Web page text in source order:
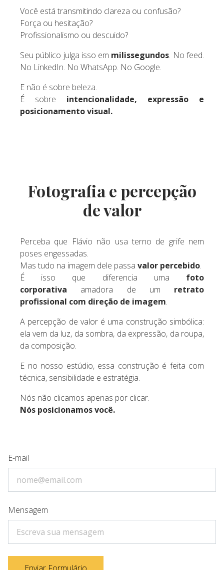
Você está transmitindo clareza ou confusão?
Força ou hesitação?
Profissionalismo ou descuido?
Seu público julga isso em milissegundos. No feed.
No LinkedIn. No WhatsApp. No Google.
E não é sobre beleza.
É sobre intencionalidade, expressão e
posicionamento visual.
Fotografia e percepção
de valor
Perceba que Flávio não usa terno de grife nem
poses engessadas.
Mas tudo na imagem dele passa valor percebido.
É isso que diferencia uma foto
corporativa amadora de um retrato
profissional com direção de imagem.
A percepção de valor é uma construção simbólica:
ela vem da luz, da sombra, da expressão, da roupa,
da composição.
E no nosso estúdio, essa construção é feita com
técnica, sensibilidade e estratégia.
Nós não clicamos apenas por clicar.
Nós posicionamos você.
E-mail
Mensagem